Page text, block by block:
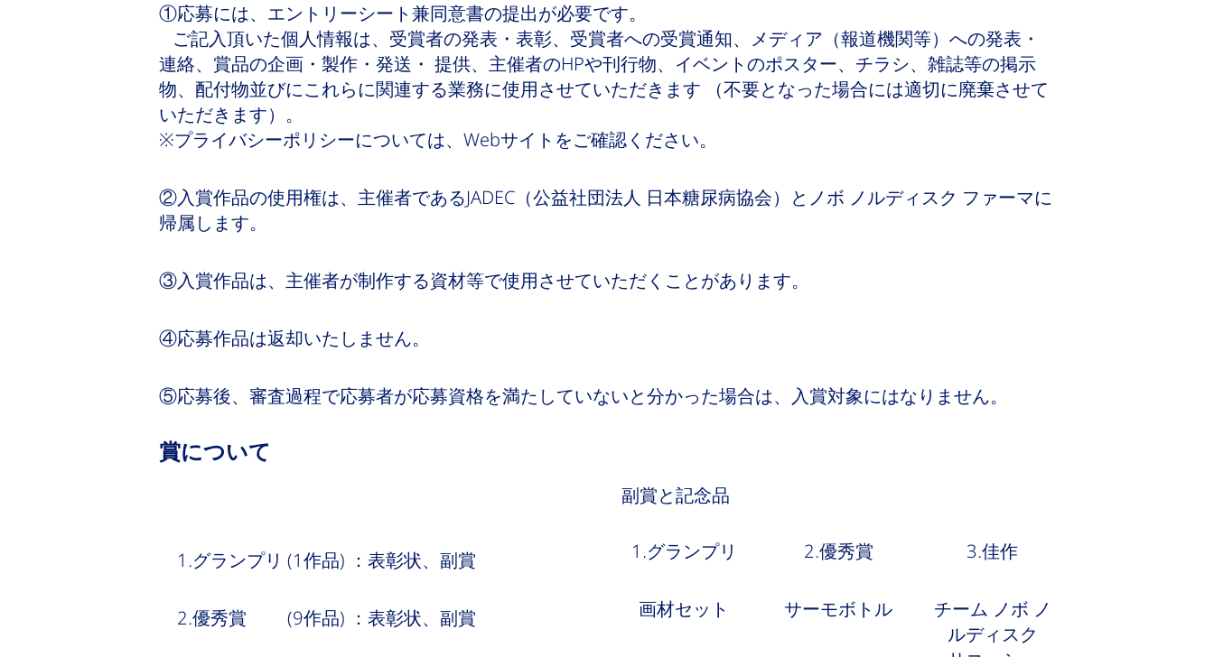
①応募には、エントリーシート兼同意書の提出が必要です。
ご記入頂いた個人情報は、受賞者の発表・表彰、受賞者への受賞通知、メディア（報道機関等）への発表・
連絡、賞品の企画・製作・発送・ 提供、主催者のHPや刊行物、イベントのポスター、チラシ、雑誌等の掲示
物、配付物並びにこれらに関連する業務に使用させていただきます （不要となった場合には適切に廃棄させて
いただきます）。
※プライバシーポリシーについては、Webサイトをご確認ください。
②入賞作品の使用権は、主催者であるJADEC（公益社団法人 日本糖尿病協会）とノボ ノルディスク ファーマに
帰属します。
③入賞作品は、主催者が制作する資材等で使用させていただくことがあります。
④応募作品は返却いたしません。
⑤応募後、審査過程で応募者が応募資格を満たしていないと分かった場合は、入賞対象にはなりません。
賞について
1.グランプリ (1作品) ：表彰状、副賞
2.優秀賞 (9作品) ：表彰状、副賞
副賞と記念品
1.グランプリ
画材セット
2.優秀賞
サーモボトル
3.佳作
チーム ノボ ノ
ルディスク